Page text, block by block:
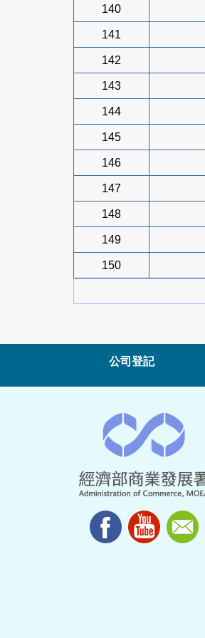
140
141
142
143
144
145
146
147
148
149
150
公司登記